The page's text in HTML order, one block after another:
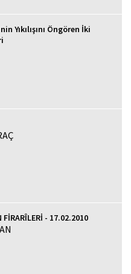
Yıkılışını Öngören İki
FİRARÎLERİ - 17.02.2010